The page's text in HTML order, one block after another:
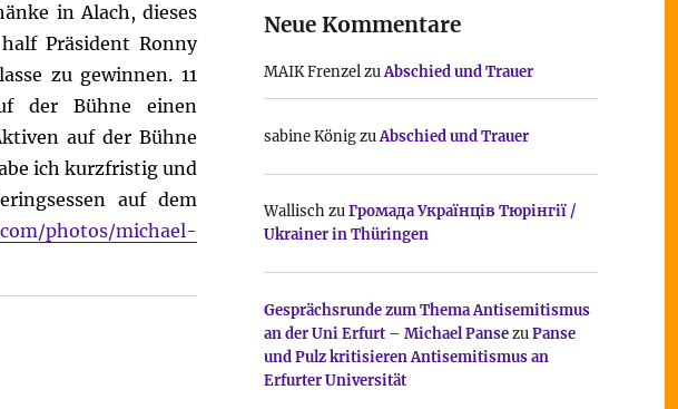
in Alach, dieses
Präsident Ronny
zu gewinnen. 11
der Bühne einen
auf der Bühne
ich kurzfristig und
auf dem
photos/michael-
Neue Kommentare
MAIK FrenzelzuAbschied und Trauer
sabine KönigzuAbschied und Trauer
WallischzuГромада Українців Тюрінгії /
Ukrainer in Thüringen
Gesprächsrunde zum Thema Antisemitismus
an der Uni Erfurt – Michael PansezuPanse
und Pulz kritisieren Antisemitismus an
Erfurter Universität